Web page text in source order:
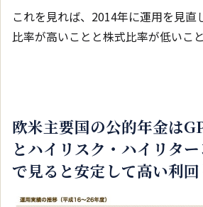
これを見れば、2014年に運用を見直
比率が高いことと株式比率が低いこ
欧米主要国の公的年金は
とハイリスク・ハイリタ
で見ると安定して高い利回